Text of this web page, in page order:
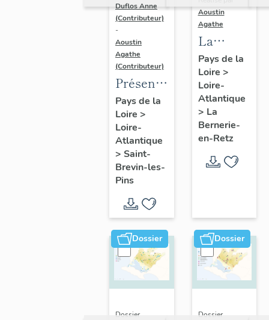
Duflos Anne
(Contributeur)
-
Aoustin
Agathe
(Contributeur)
Présentation
de la
commune
de Saint-
Brevin-
les-Pins
Pays de la
Loire >
Loire-
Atlantique
> Saint-
Brevin-les-
Pins
Aoustin
Agathe
La
Bernerie-
en-Retz :
de la
commune
Pays de la
Loire >
Loire-
Atlantique
> La
Bernerie-
en-Retz
Dossier
Dossier
Dossier
Dossier